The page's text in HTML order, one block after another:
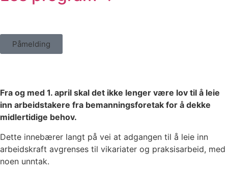
Påmelding
Fra og med 1. april skal det ikke lenger være lov til å leie
inn arbeidstakere fra bemanningsforetak for å dekke
midlertidige behov.
Dette innebærer langt på vei at adgangen til å leie inn
arbeidskraft avgrenses til vikariater og praksisarbeid, med
noen unntak.